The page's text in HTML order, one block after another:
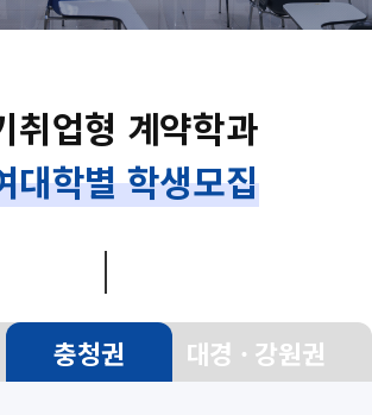
취업형 계약학과
대학별 학생모집
충청권 대경 · 강원권